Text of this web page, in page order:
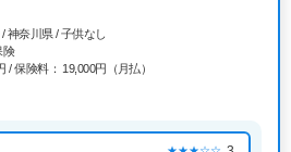
神奈川県 / 子供なし
険
/ 保険料： 19,000円（月払）